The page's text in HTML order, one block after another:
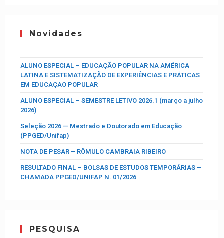
Novidades
ALUNO ESPECIAL – EDUCAÇÃO POPULAR NA AMÉRICA
LATINA E SISTEMATIZAÇÃO DE EXPERIÊNCIAS E PRÁTICAS
EM EDUCAÇAO POPULAR
ALUNO ESPECIAL – SEMESTRE LETIVO 2026.1 (março a julho
2026)
Seleção 2026 — Mestrado e Doutorado em Educação
(PPGED/Unifap)
NOTA DE PESAR – RÔMULO CAMBRAIA RIBEIRO
RESULTADO FINAL – BOLSAS DE ESTUDOS TEMPORÁRIAS –
CHAMADA PPGED/UNIFAP N. 01/2026
PESQUISA